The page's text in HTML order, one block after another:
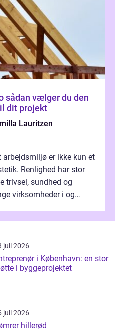
dit projekt
Lauritzen
arbejdsmiljø er ikke kun et
Renlighed har stor
trivsel, sundhed og
virksomheder i og
juli 2026
i København: en stor
i byggeprojektet
juli 2026
hillerød